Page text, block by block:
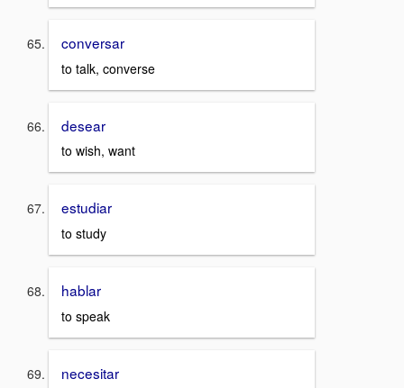
conversar
to talk, converse
desear
to wish, want
estudiar
to study
hablar
to speak
necesitar